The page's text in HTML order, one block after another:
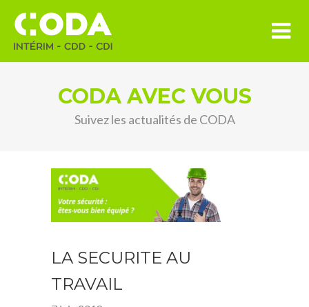
CODA AVEC VOUS
Suivez les actualités de CODA
LA SECURITE AU
TRAVAIL